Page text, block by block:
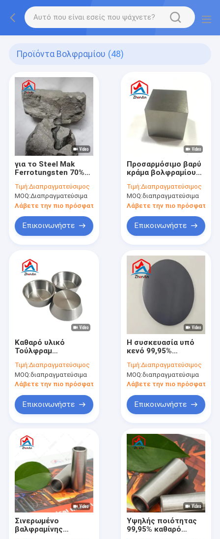
Προϊόντα Βολφραμίου (48)
για το Steel Mak
Ferrotungsten 70%
Κίνα Ferro tungsten
Τιμή:Διαπραγματεύσιμος
MOQ:Διαπραγματεύσιμα
Λάβετε την πιο πρόσφατη τιμή
Επικοινωνήστε
Προσαρμόσιμο βαρύ
κράμα βολφραμίου
χρήση
Τιμή:Διαπραγματεύσιμος
MOQ:διαπραγματεύσιμα
Λάβετε την πιο πρόσφατη
Επικοινωνήστε
Καθαρό υλικό
Τούλφραμ
χωνευτήρων ISO
Τιμή:Διαπραγματεύσιμος
MOQ:διαπραγματεύσιμα
Λάβετε την πιο πρόσφατη τιμή
Επικοινωνήστε
Η συσκευασία υπό
κενό 99,95%
βολφραμίου Ρίπανση
στόχου
Τιμή:Διαπραγματεύσιμος
MOQ:διαπραγματεύσιμα
Λάβετε την πιο πρόσφατη
Επικοινωνήστε
Σινερωμένο
βαλφραμίνης
Υψηλής ποιότητας
99,95% καθαρό